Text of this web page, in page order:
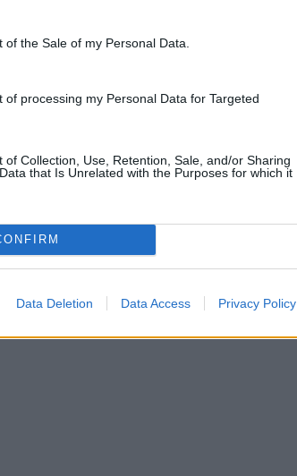
of the Sale of my Personal Data.
of processing my Personal Data for Targeted
of Collection, Use, Retention, Sale, and/or Sharing
that Is Unrelated with the Purposes for which it
Data Deletion Data Access Privacy Policy
(@tasteatlas)